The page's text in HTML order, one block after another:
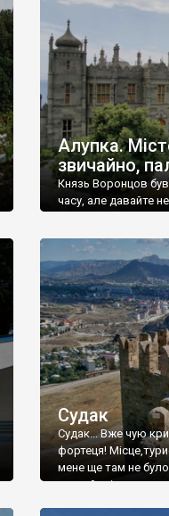
Алупка.
звичайно,
Князь Воронцов
часу, але давайте
Судак
Судак... Вже чую
фортеця!
мене ще там не
принаймні до цього